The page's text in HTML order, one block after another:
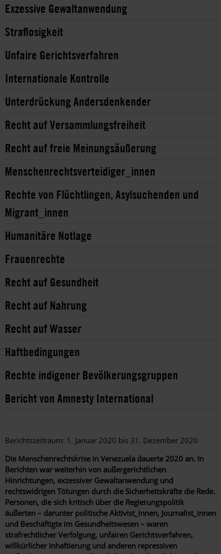
Exzessive Gewaltanwendung
Straflosigkeit
Unfaire Gerichtsverfahren
Internationale Kontrolle
Unterdrückung Andersdenkender
Recht auf Versammlungsfreiheit
Recht auf freie Meinungsäußerung
Menschenrechtsverteidiger_innen
Rechte von Flüchtlingen, Asylsuchenden und
Migrant_innen
Humanitäre Notlage
Frauenrechte
Recht auf Gesundheit
Recht auf Nahrung
Recht auf Wasser
Haftbedingungen
Rechte indigener Bevölkerungsgruppen
Bericht von Amnesty International
Berichtszeitraum: 1. Januar 2020 bis 31. Dezember 2020
Die Menschenrechtskrise in Venezuela dauerte 2020 an. In
Berichten war weiterhin von außergerichtlichen
Hinrichtungen, exzessiver Gewaltanwendung und
rechtswidrigen Tötungen durch die Sicherheitskräfte die Rede.
Personen, die sich kritisch über die Regierungspolitik
äußerten – darunter politische Aktivist_innen, Journalist_innen
und Beschäftigte im Gesundheitswesen – waren
strafrechtlicher Verfolgung, unfairen Gerichtsverfahren,
willkürlicher Inhaftierung und anderen repressiven